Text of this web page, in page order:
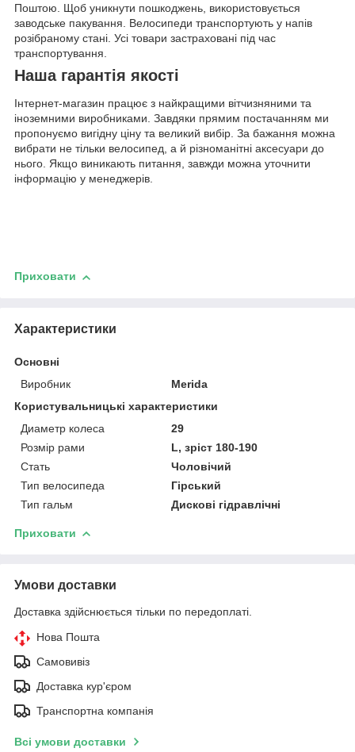
Поштою. Щоб уникнути пошкоджень, використовується
заводське пакування. Велосипеди транспортують у напів
розібраному стані. Усі товари застраховані під час
транспортування.
Наша гарантія якості
Інтернет-магазин працює з найкращими вітчизняними та
іноземними виробниками. Завдяки прямим постачанням ми
пропонуємо вигідну ціну та великий вибір. За бажання можна
вибрати не тільки велосипед, а й різноманітні аксесуари до
нього. Якщо виникають питання, завжди можна уточнити
інформацію у менеджерів.
Приховати
Характеристики
Основні
Виробник
Merida
Користувальницькі характеристики
Диаметр колеса
29
Розмір рами
L, зріст 180-190
Стать
Чоловічий
Тип велосипеда
Гірський
Тип гальм
Дискові гідравлічні
Приховати
Умови доставки
Доставка здійснюється тільки по передоплаті.
Нова Пошта
Самовивіз
Доставка кур'єром
Транспортна компанія
Всі умови доставки